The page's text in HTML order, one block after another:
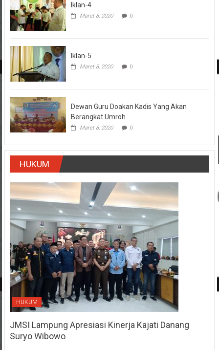
Iklan-4
Maret 8, 2020 0
Iklan-5
Maret 8, 2020 0
Dewan Guru Doakan Kadis Yang Akan
Berangkat Umroh
Maret 8, 2020 0
HUKUM
HUKUM
JMSI Lampung Apresiasi Kinerja Kajati Danang
Suryo Wibowo